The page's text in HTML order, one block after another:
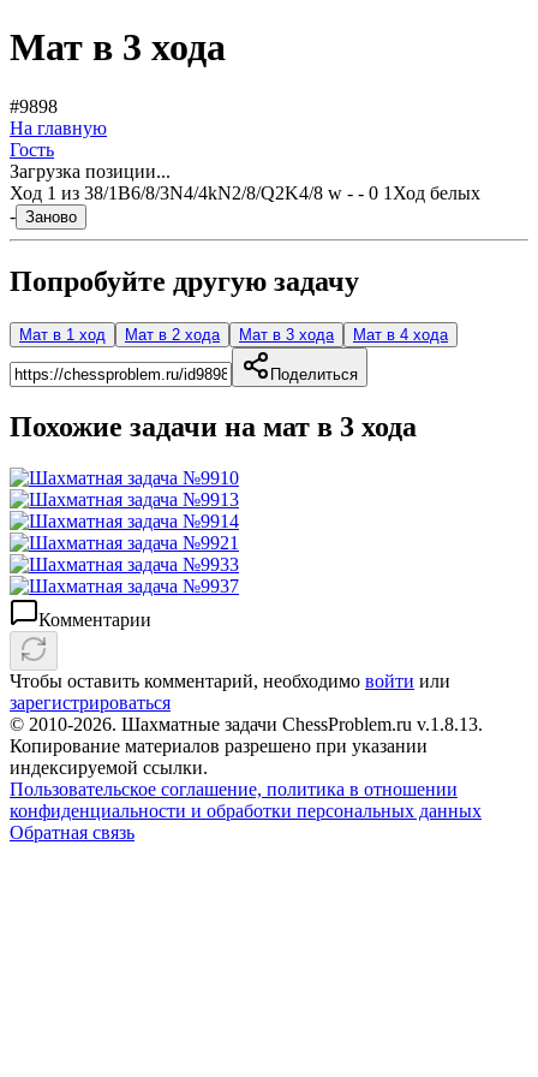
Мат в 3 хода
#9898
На главную
Гость
Загрузка позиции...
Ход 1 из 38/1B6/8/3N4/4kN2/8/Q2K4/8 w - - 0 1 Ход белых
- Заново
Попробуйте другую задачу
Мат в 1 ход Мат в 2 хода Мат в 3 хода Мат в 4 хода
Поделиться
Похожие задачи на мат в 3 хода
Комментарии
Чтобы оставить комментарий, необходимо войти или
зарегистрироваться
© 2010-2026. Шахматные задачи ChessProblem.ru v.1.8.13.
Копирование материалов разрешено при указании
индексируемой ссылки.
Пользовательское соглашение, политика в отношении
конфиденциальности и обработки персональных данных
Обратная связь